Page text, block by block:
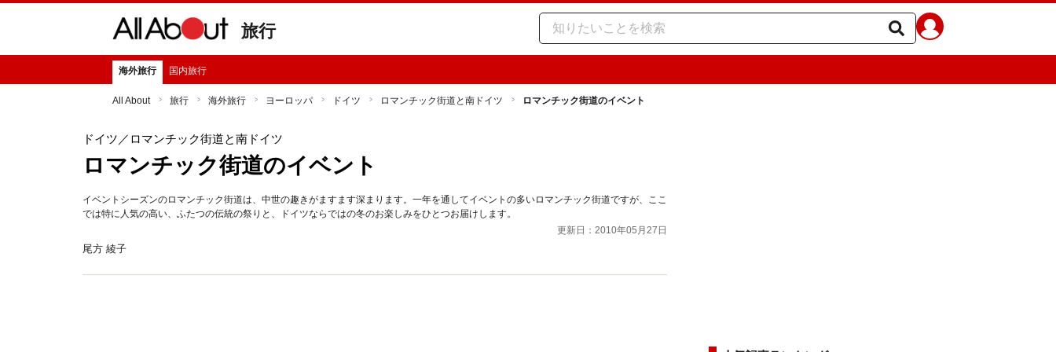
旅行
海外旅行 国内旅行
All About 旅行 海外旅行 ヨーロッパ ドイツ ロマンチック街道と南ドイツ ロマンチック街道のイベント
ドイツ ／ロマンチック街道と南ドイツ
ロマンチック街道のイベント
イベントシーズンのロマンチック街道は、中世の趣きがますます深まります。一年を通してイベントの多いロマンチック街道ですが、ここ
では特に人気の高い、ふたつの伝統の祭りと、ドイツならではの冬のお楽しみをひとつお届けします。
更新日：2010年05月27日
尾方 綾子